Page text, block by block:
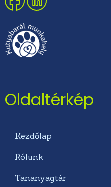
Oldaltérkép
Kezdőlap
Rólunk
Tananyagtár